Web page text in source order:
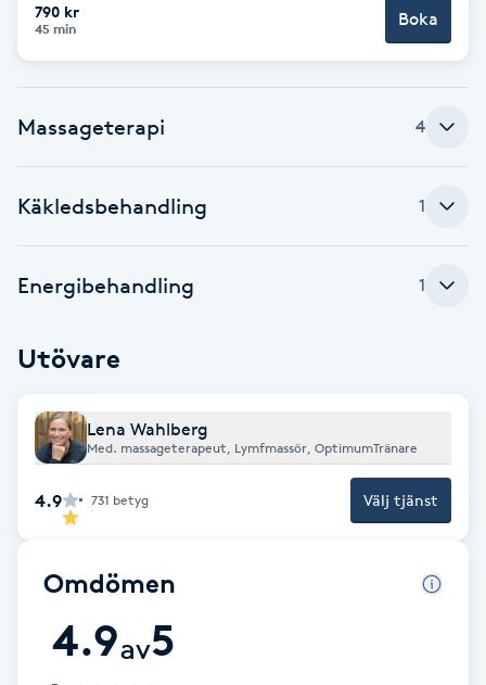
Celluliter
Color correction
Cryoterapi
D
Damklippning
Dermapen
Diamantslipning
Enzympeeling
Eyeliner-tatuering
790 kr
45 min Boka
Massageterapi 4
Käkledsbehandling 1
Energibehandling 1
Utövare
Lena Wahlberg
Med. massageterapeut, Lymfmassör, OptimumTränare
4.9 731 betyg Välj tjänst
Omdömen
4.9av5